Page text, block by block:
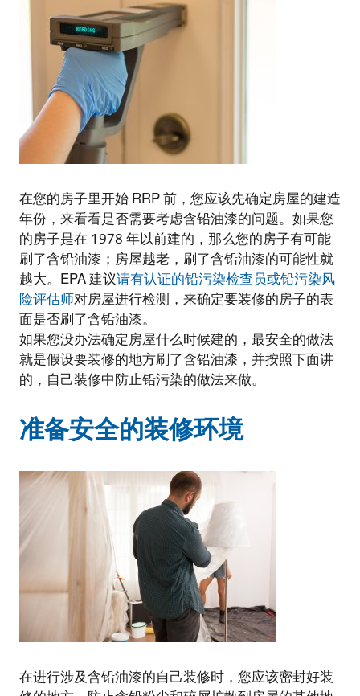
在您的房子里开始 RRP 前，您应该先确定房屋的建造
年份，来看看是否需要考虑含铅油漆的问题。如果您
的房子是在 1978 年以前建的，那么您的房子有可能
刷了含铅油漆；房屋越老，刷了含铅油漆的可能性就
越大。EPA 建议请有认证的铅污染检查员或铅污染风
险评估师对房屋进行检测，来确定要装修的房子的表
面是否刷了含铅油漆。
如果您没办法确定房屋什么时候建的，最安全的做法
就是假设要装修的地方刷了含铅油漆，并按照下面讲
的，自己装修中防止铅污染的做法来做。
准备安全的装修环境
在进行涉及含铅油漆的自己装修时，您应该密封好装